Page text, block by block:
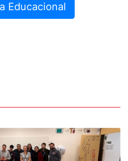
Educacional